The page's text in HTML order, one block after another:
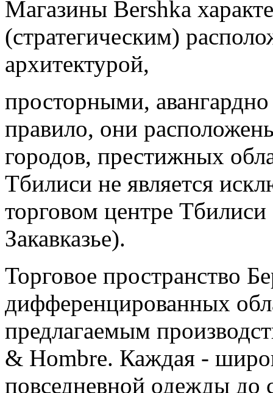
Магазины Bershka
(стратегическим)
архитектурой,
просторными,
правило, они
городов, престижных
Тбилиси не является
торговом центре
Закавказье).
Торговое пространство
дифференцированных
предлагаемым
& Hombre. Каждая -
повседневной одежды